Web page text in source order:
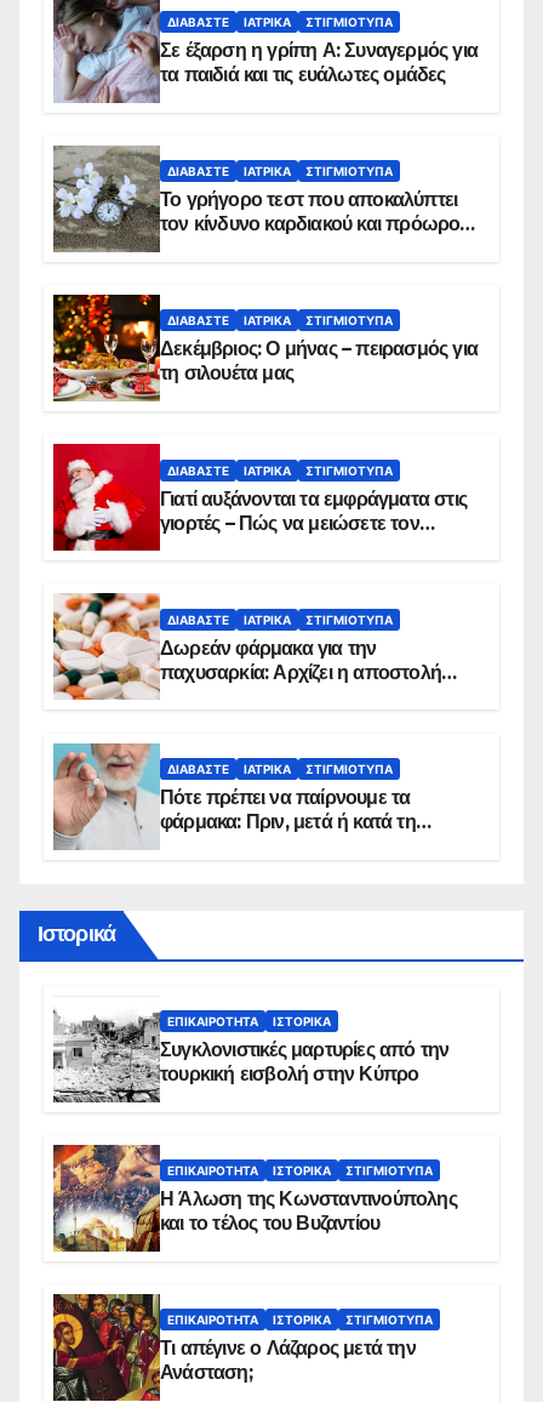
ΔΙΑΒΆΣΤΕ ΙΑΤΡΙΚΆ ΣΤΙΓΜΙΌΤΥΠΑ
Σε έξαρση η γρίπη Α: Συναγερμός για
τα παιδιά και τις ευάλωτες ομάδες
ΔΙΑΒΆΣΤΕ ΙΑΤΡΙΚΆ ΣΤΙΓΜΙΌΤΥΠΑ
Το γρήγορο τεστ που αποκαλύπτει
τον κίνδυνο καρδιακού και πρόωρου
ΔΙΑΒΆΣΤΕ ΙΑΤΡΙΚΆ ΣΤΙΓΜΙΌΤΥΠΑ
Δεκέμβριος: Ο μήνας – πειρασμός για
τη σιλουέτα μας
ΔΙΑΒΆΣΤΕ ΙΑΤΡΙΚΆ ΣΤΙΓΜΙΌΤΥΠΑ
Γιατί αυξάνονται τα εμφράγματα στις
γιορτές – Πώς να μειώσετε τον
ΔΙΑΒΆΣΤΕ ΙΑΤΡΙΚΆ ΣΤΙΓΜΙΌΤΥΠΑ
Δωρεάν φάρμακα για την
παχυσαρκία: Αρχίζει η αποστολή
ΔΙΑΒΆΣΤΕ ΙΑΤΡΙΚΆ ΣΤΙΓΜΙΌΤΥΠΑ
Πότε πρέπει να παίρνουμε τα
φάρμακα: Πριν, μετά ή κατά τη
Ιστορικά
ΕΠΙΚΑΙΡΌΤΗΤΑ ΙΣΤΟΡΙΚΆ
Συγκλονιστικές μαρτυρίες από την
τουρκική εισβολή στην Κύπρο
ΕΠΙΚΑΙΡΌΤΗΤΑ ΙΣΤΟΡΙΚΆ ΣΤΙΓΜΙΌΤΥΠΑ
Η Άλωση της Κωνσταντινούπολης
και το τέλος του Βυζαντίου
ΕΠΙΚΑΙΡΌΤΗΤΑ ΙΣΤΟΡΙΚΆ ΣΤΙΓΜΙΌΤΥΠΑ
Τι απέγινε ο Λάζαρος μετά την
Ανάσταση;